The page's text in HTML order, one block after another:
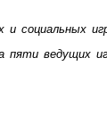
социальных
пяти ведущих